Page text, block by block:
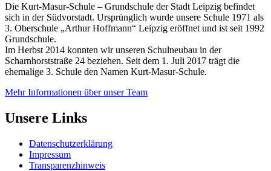
Die Kurt-Masur-Schule – Grundschule der Stadt Leipzig befindet
sich in der Südvorstadt. Ursprünglich wurde unsere Schule 1971 als
3. Oberschule „Arthur Hoffmann“ Leipzig eröffnet und ist seit 1992
Grundschule.
Im Herbst 2014 konnten wir unseren Schulneubau in der
Scharnhorststraße 24 beziehen. Seit dem 1. Juli 2017 trägt die
ehemalige 3. Schule den Namen Kurt-Masur-Schule.
Mehr Informationen über unser Team
Unsere Links
Datenschutzerklärung
Impressum
Transparenzhinweis